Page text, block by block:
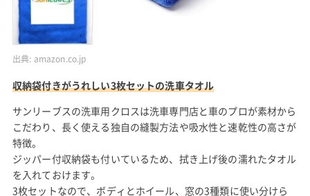
出典: amazon.co.jp
収納袋付きがうれしい3枚セットの洗車タオル
サンリーブスの洗車用クロスは洗車専門店と車のプロが素材から
こだわり、長く使える独自の縫製方法や吸水性と速乾性の高さが
特徴。
ジッパー付収納袋も付いているため、拭き上げ後の濡れたタオル
を入れておけます。
3枚セットなので、ボディとホイール、窓の3種類に使い分けら